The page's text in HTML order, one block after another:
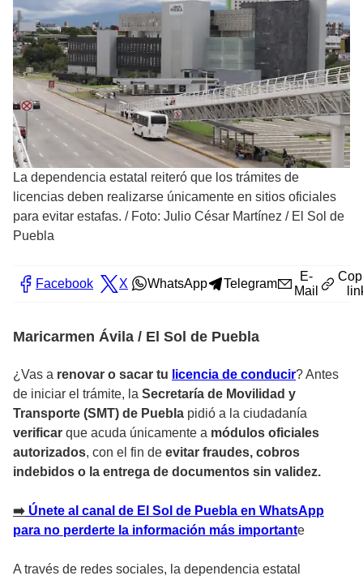
La dependencia estatal reiteró que los trámites de
licencias deben realizarse únicamente en sitios oficiales
para evitar estafas. / Foto: Julio César Martínez / El Sol de
Puebla
Facebook X WhatsApp Telegram
E-
Mail
Maricarmen Ávila / El Sol de Puebla
¿Vas a renovar o sacar tu licencia de conducir? Antes
de iniciar el trámite, la Secretaría de Movilidad y
Transporte (SMT) de Puebla pidió a la ciudadanía
verificar que acuda únicamente a módulos oficiales
autorizados, con el fin de evitar fraudes, cobros
indebidos o la entrega de documentos sin validez.
➡️ Únete al canal de El Sol de Puebla en WhatsApp
para no perderte la información más importante
A través de redes sociales, la dependencia estatal